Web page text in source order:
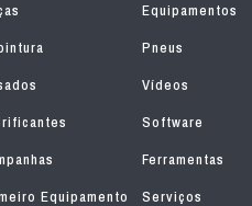
Equipamentos
Pneus
Vídeos
Software
Ferramentas
Equipamento Serviços